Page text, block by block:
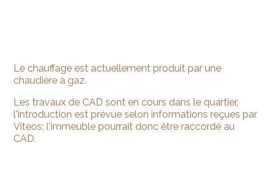
Le chauffage est actuellement produit par une
chaudière à gaz.
Les travaux de CAD sont en cours dans le quartier,
l'introduction est prévue selon informations reçues par
Viteos; l'immeuble pourrait donc être raccordé au
CAD.